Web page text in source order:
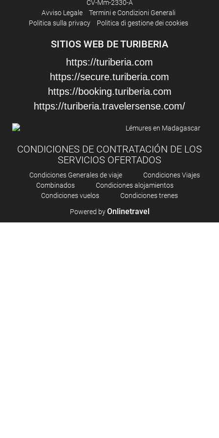
Parcheggio
Strutture business
Centro business
Sale riunioni
stirapantaloni
CV-Mm-2330-A
Avviso Legale
Termini e Condizioni Generali
Politica sulla privacy
Politica di gestione dei cookies
SITIOS WEB DE TURIBERIA
https://turiberia.com
https://secure.turiberia.com
https://booking.turiberia.com
https://turiberia.travelersense.com/
CONDICIONES DE CONTRATACIÓN DE LOS
SERVICIOS OFERTADOS
Condiciones Generales de viaje
Condiciones Viajes
Combinados
Condiciones alojamientos
Condiciones vuelos
Condiciones trenes
Powered byOnlinetravel